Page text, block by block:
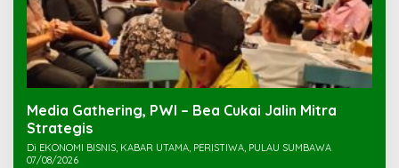
Media Gathering, PWI – Bea Cukai Jalin Mitra
Strategis
Di EKONOMI BISNIS, KABAR UTAMA, PERISTIWA, PULAU SUMBAWA
07/08/2026